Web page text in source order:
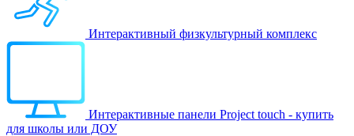
Интерактивный физкультурный комплекс
Интерактивные панели Project touch - купить
для школы или ДОУ